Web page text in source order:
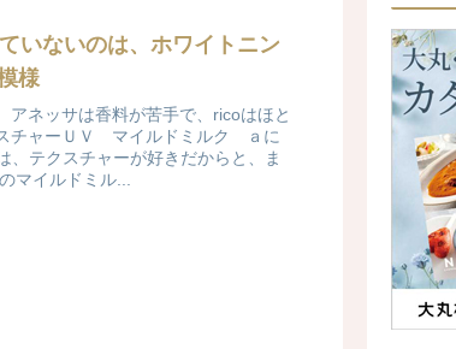
いないのは、ホワイトニン
様
アネッサは香料が苦手で、ricoはほと
チャーＵＶ マイルドミルク ａに
、テクスチャーが好きだからと、ま
マイルドミル...